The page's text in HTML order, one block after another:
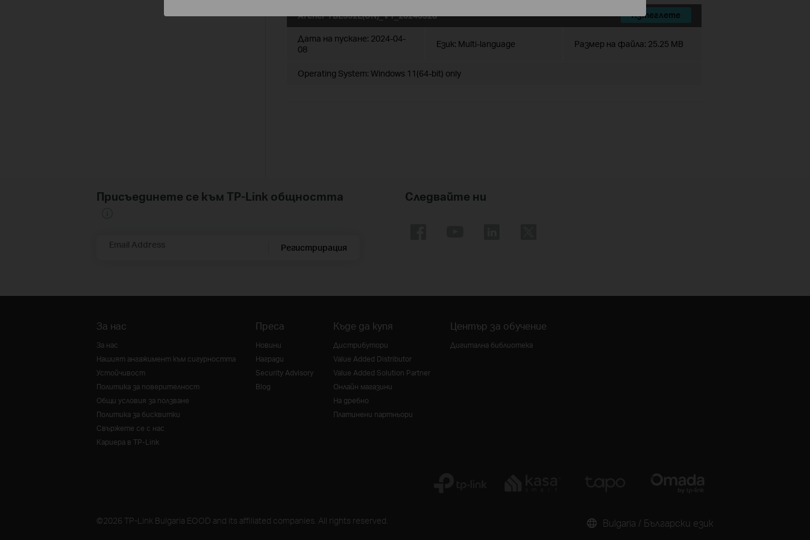
Archer TBE552E(UN)_V1_20240328 Изтеглете
Дата на пускане: 2024-04-
08
Език: Multi-language Размер на файла: 25.25 MB
Operating System: Windows 11(64-bit) only
Присъединете се към TP-Link общността
Email Address Регистрирация
Следвайте ни
За нас
За нас
Нашият ангажимент към сигурността
Устойчивост
Политика за поверителност
Общи условия за ползване
Политика за бисквитки
Свържете се с нас
Кариера в TP-Link
Преса
Новини
Награди
Security Advisory
Blog
Къде да купя
Дистрибутори
Value Added Distributor
Value Added Solution Partner
Онлайн магазини
На дребно
Платинени партньори
Център за обучение
Дигитална библиотека
©2026 TP-Link Bulgaria EOOD and its affiliated companies. All rights reserved. Bulgaria / Български език